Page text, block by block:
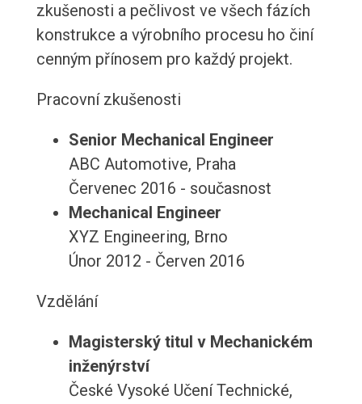
zkušenosti a pečlivost ve všech fázích
konstrukce a výrobního procesu ho činí
cenným přínosem pro každý projekt.
Pracovní zkušenosti
Senior Mechanical Engineer
ABC Automotive, Praha
Červenec 2016 - současnost
Mechanical Engineer
XYZ Engineering, Brno
Únor 2012 - Červen 2016
Vzdělání
Magisterský titul v Mechanickém
inženýrství
České Vysoké Učení Technické,